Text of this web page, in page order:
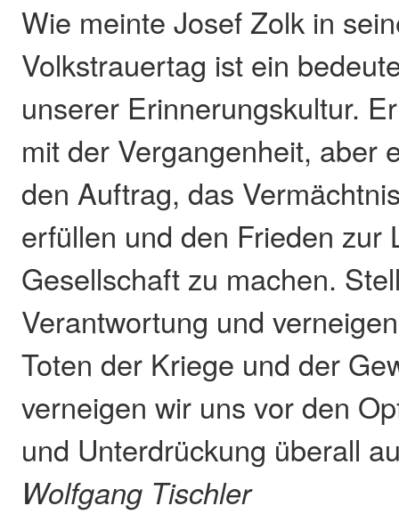
Wie meinte Josef Zolk in
Volkstrauertag ist ein
unserer Erinnerungskultur.
mit der Vergangenheit, aber
den Auftrag, das
erfüllen und den Frieden zur
Gesellschaft zu machen.
Verantwortung und
Toten der Kriege und der
verneigen wir uns vor den
und Unterdrückung überall
Wolfgang Tischler